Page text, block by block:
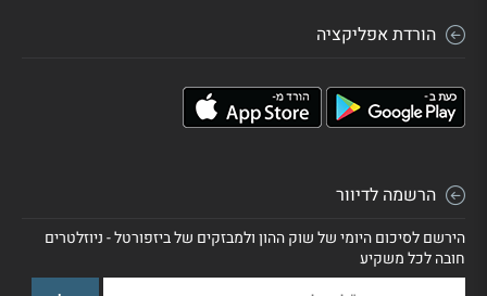
הורדת אפליקציה
הרשמה לדיוור
הירשם לסיכום היומי של שוק ההון ולמבזקים של ביזפורטל - ניוזלטרים
חובה לכל משקיע